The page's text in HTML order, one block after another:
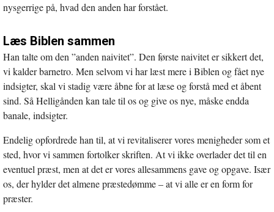
nysgerrige på, hvad den anden har forstået.
Læs Biblen sammen
Han talte om den ”anden naivitet”. Den første naivitet er sikkert det,
vi kalder barnetro. Men selvom vi har læst mere i Biblen og fået nye
indsigter, skal vi stadig være åbne for at læse og forstå med et åbent
sind. Så Helligånden kan tale til os og give os nye, måske endda
banale, indsigter.
Endelig opfordrede han til, at vi revitaliserer vores menigheder som et
sted, hvor vi sammen fortolker skriften. At vi ikke overlader det til en
eventuel præst, men at det er vores allesammens gave og opgave. Især
os, der hylder det almene præstedømme – at vi alle er en form for
præster.